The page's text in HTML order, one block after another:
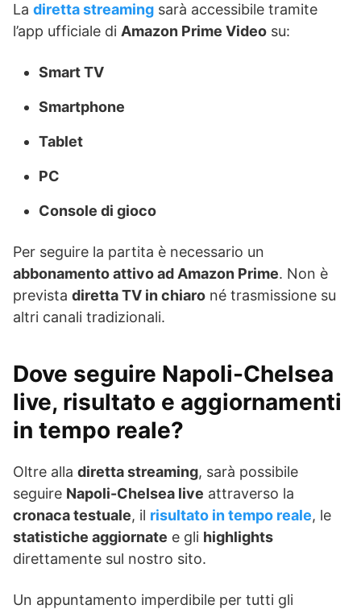
La diretta streaming sarà accessibile tramite
l’app ufficiale di Amazon Prime Video su:
Smart TV
Smartphone
Tablet
PC
Console di gioco
Per seguire la partita è necessario un
abbonamento attivo ad Amazon Prime. Non è
prevista diretta TV in chiaro né trasmissione su
altri canali tradizionali.
Dove seguire Napoli-Chelsea
live, risultato e aggiornamenti
in tempo reale?
Oltre alla diretta streaming, sarà possibile
seguire Napoli-Chelsea live attraverso la
cronaca testuale, il risultato in tempo reale, le
statistiche aggiornate e gli highlights
direttamente sul nostro sito.
Un appuntamento imperdibile per tutti gli